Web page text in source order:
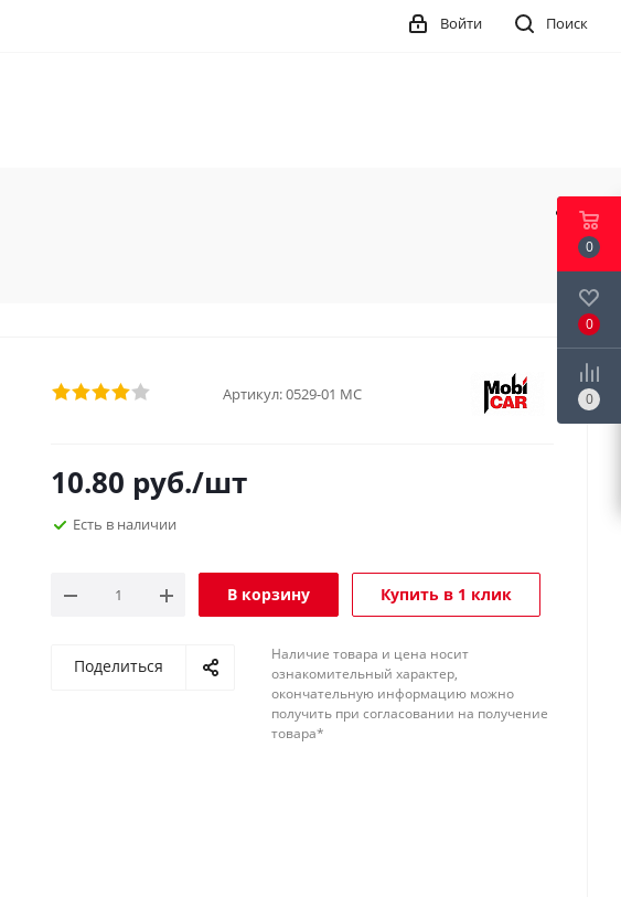
Поиск
Войти
Артикул:0529-01 MC
10.80 руб./шт
Есть в наличии
В корзину Купить в 1 клик
Поделиться
Наличие товара и цена носит
ознакомительный характер,
окончательную информацию можно
получить при согласовании на получение
товара*
0
0
0